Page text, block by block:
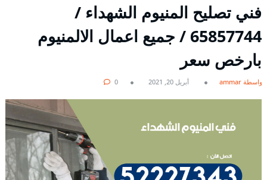
فني تصليح المنيوم الشهداء /
65857744 / جميع اعمال الالمنيوم
بارخص سعر
بواسطة ammar أبريل 20, 2021 0